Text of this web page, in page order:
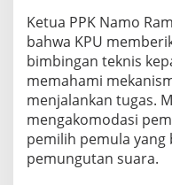
l
k
a
d
a
S
e
r
n
Ketua PPK Namo
bahwa KPU
bimbingan teknis
memahami
menjalankan tugas.
mengakomodasi
pemilih pemula
pemungutan suara.